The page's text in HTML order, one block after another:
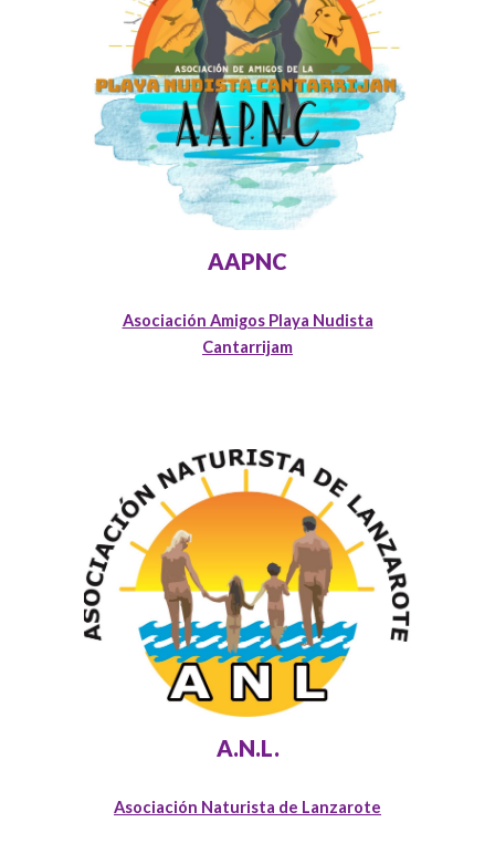
AAPNC
Asociación Amigos Playa Nudista
Cantarrijam
A.N.L.
Asociación Naturista de Lanzarote